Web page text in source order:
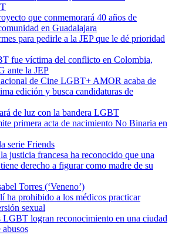
que conmemorará 40 años de
en Guadalajara
para pedirle a la JEP que le dé prioridad
fue víctima del conflicto en Colombia,
ante la JEP
de Cine LGBT+ AMOR acaba de
edición y busca candidaturas de
de luz con la bandera LGBT
primera acta de nacimiento No Binaria en
serie Friends
justicia francesa ha reconocido que una
derecho a figurar como madre de su
Torres (‘Veneno’)
ha prohibido a los médicos practicar
sexual
LGBT logran reconocimiento en una ciudad